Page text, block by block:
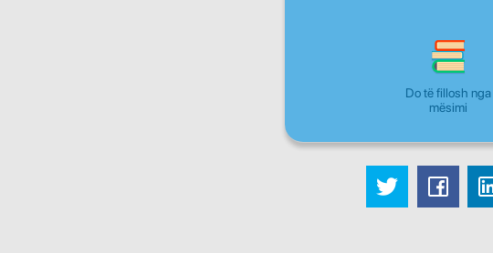
Do të fillosh nga
mësimi